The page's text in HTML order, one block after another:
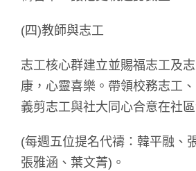
(四)教師與志工
志工核心群建立並賜福志工及
康，心靈喜樂。帶領校務志工
義剪志工與社大同心合意在社
(每週五位提名代禱：韓平融、
張雅涵、葉文菁)。